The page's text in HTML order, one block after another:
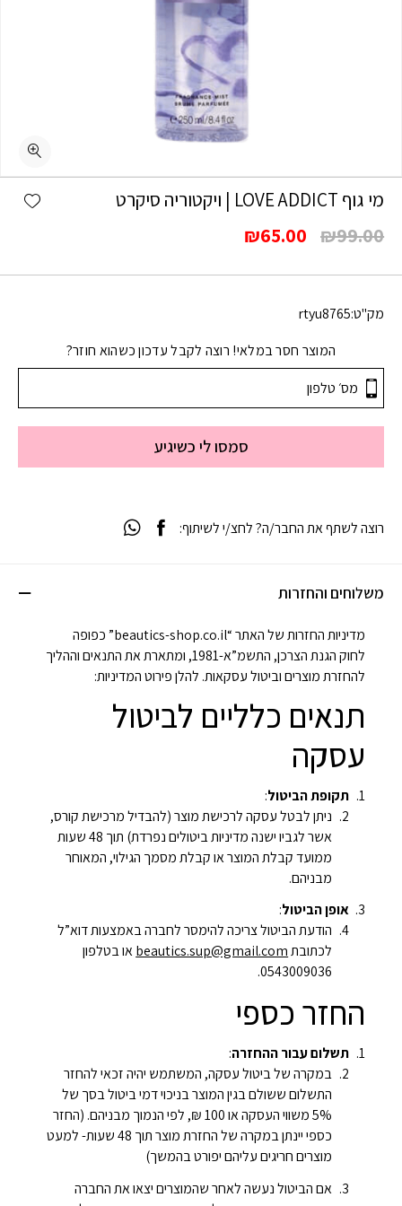
מי גוף LOVE ADDICT | ויקטוריה סיקרט
₪99.00
המחיר
היה:
₪99.00.
₪65.00
המחיר
הוא:
מק"ט:rtyu8765
המוצר חסר במלאי! רוצה לקבל עדכון כשהוא חוזר?
סמסו לי כשיגיע
משלוחים והחזרות
מדיניות החזרות של האתר “beautics-shop.co.il” כפופה
לחוק הגנת הצרכן, התשמ”א-1981, ומתארת את התנאים וההליך
להחזרת מוצרים וביטול עסקאות. להלן פירוט המדיניות:
תנאים כלליים לביטול
עסקה
תקופת הביטול:
ניתן לבטל עסקה לרכישת מוצר (להבדיל מרכישת קורס,
אשר לגביו ישנה מדיניות ביטולים נפרדת) תוך 48 שעות
ממועד קבלת המוצר או קבלת מסמך הגילוי, המאוחר
מבניהם.
אופן הביטול:
הודעת הביטול צריכה להימסר לחברה באמצעות דוא”ל
לכתובתbeautics.sup@gmail.comאו בטלפון
0543009036.
החזר כספי
תשלום עבור ההחזרה:
במקרה של ביטול עסקה, המשתמש יהיה זכאי להחזר
התשלום ששולם בגין המוצר בניכוי דמי ביטול בסך של
5% משווי העסקה או 100 ₪, לפי הנמוך מבניהם. (החזר
כספי יינתן במקרה של החזרת מוצר תוך 48 שעות- למעט
מוצרים חריגים עליהם יפורט בהמשך)
אם הביטול נעשה לאחר שהמוצרים יצאו את החברה
רוצה לשתף את החבר/ה? לחצ/י לשיתוף: